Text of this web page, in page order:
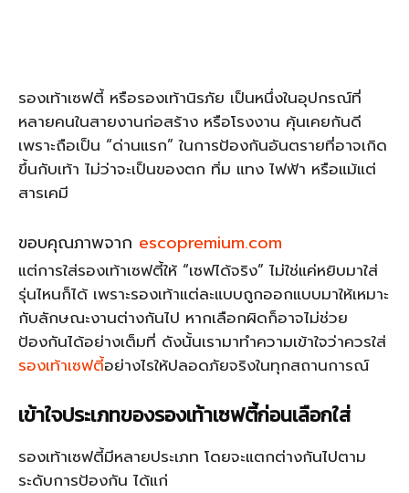
รองเท้าเซฟตี้ หรือรองเท้านิรภัย เป็นหนึ่งในอุปกรณ์ที่
หลายคนในสายงานก่อสร้าง หรือโรงงาน คุ้นเคยกันดี
เพราะถือเป็น “ด่านแรก” ในการป้องกันอันตรายที่อาจเกิด
ขึ้นกับเท้า ไม่ว่าจะเป็นของตก ทิ่ม แทง ไฟฟ้า หรือแม้แต่
สารเคมี
ขอบคุณภาพจาก escopremium.com
แต่การใส่รองเท้าเซฟตี้ให้ “เซฟได้จริง” ไม่ใช่แค่หยิบมาใส่
รุ่นไหนก็ได้ เพราะรองเท้าแต่ละแบบถูกออกแบบมาให้เหมาะ
กับลักษณะงานต่างกันไป หากเลือกผิดก็อาจไม่ช่วย
ป้องกันได้อย่างเต็มที่ ดังนั้นเรามาทำความเข้าใจว่าควรใส่
รองเท้าเซฟตี้อย่างไรให้ปลอดภัยจริงในทุกสถานการณ์
เข้าใจประเภทของรองเท้าเซฟตี้ก่อนเลือกใส่
รองเท้าเซฟตี้มีหลายประเภท โดยจะแตกต่างกันไปตาม
ระดับการป้องกัน ได้แก่